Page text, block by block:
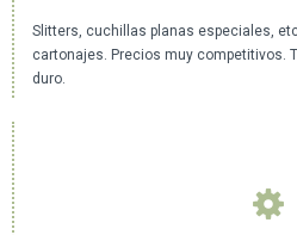
Slitters, cuchillas planas especiales,
cartonajes. Precios muy competitivos.
duro.